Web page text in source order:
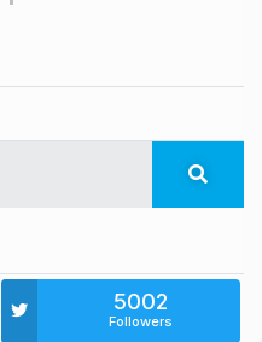
5002
Followers